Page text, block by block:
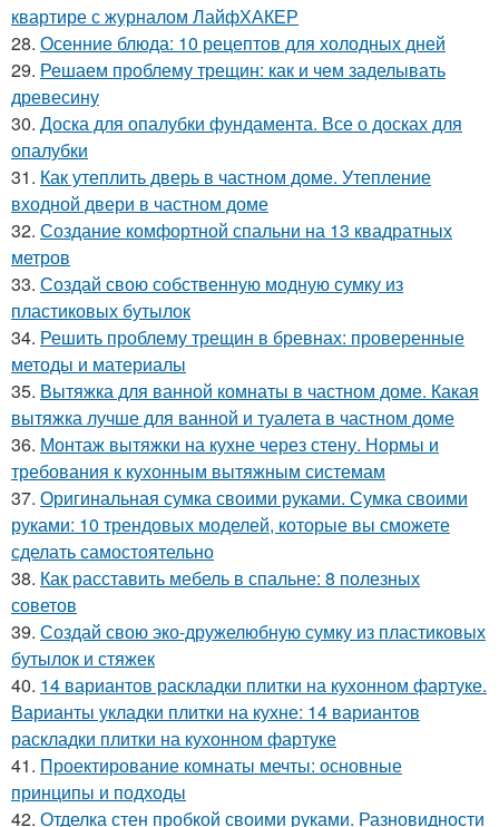
квартире с журналом ЛайфХАКЕР
28. Осенние блюда: 10 рецептов для холодных дней
29. Решаем проблему трещин: как и чем заделывать
древесину
30. Доска для опалубки фундамента. Все о досках для
опалубки
31. Как утеплить дверь в частном доме. Утепление
входной двери в частном доме
32. Создание комфортной спальни на 13 квадратных
метров
33. Создай свою собственную модную сумку из
пластиковых бутылок
34. Решить проблему трещин в бревнах: проверенные
методы и материалы
35. Вытяжка для ванной комнаты в частном доме. Какая
вытяжка лучше для ванной и туалета в частном доме
36. Монтаж вытяжки на кухне через стену. Нормы и
требования к кухонным вытяжным системам
37. Оригинальная сумка своими руками. Сумка своими
руками: 10 трендовых моделей, которые вы сможете
сделать самостоятельно
38. Как расставить мебель в спальне: 8 полезных
советов
39. Создай свою эко-дружелюбную сумку из пластиковых
бутылок и стяжек
40. 14 вариантов раскладки плитки на кухонном фартуке.
Варианты укладки плитки на кухне: 14 вариантов
раскладки плитки на кухонном фартуке
41. Проектирование комнаты мечты: основные
принципы и подходы
42. Отделка стен пробкой своими руками. Разновидности